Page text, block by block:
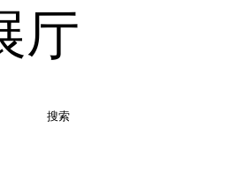
厅
搜索